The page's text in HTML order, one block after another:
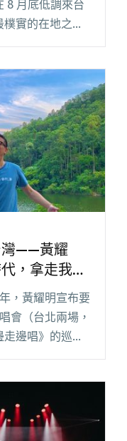
8 月底低調來台
實的在地之
閱讀全文 "黃耀
預告一月北高
灣——黃耀
，拿走我們
，黃耀明宣布要
會（台北兩場，
邊唱》的巡演
身處 livehouse
我們尋找快樂